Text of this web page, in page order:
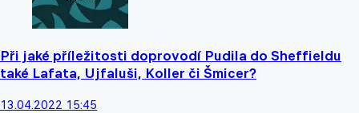
Při jaké příležitosti doprovodí Pudila do Sheffieldu
také Lafata, Ujfaluši, Koller či Šmicer?
13.04.2022 15:45